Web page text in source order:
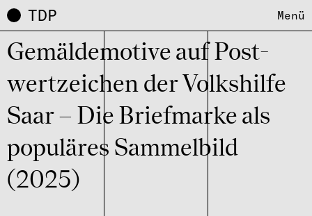
TDP Menü
Gemäl­de­mo­tive auf Post­
wert­zei­chen der Volks­hilfe
Saar – Die Brief­marke als
popu­lä­res Sammel­bild
(2025)